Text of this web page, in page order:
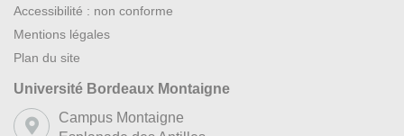
Accessibilité : non conforme
Mentions légales
Plan du site
Université Bordeaux Montaigne
Campus Montaigne